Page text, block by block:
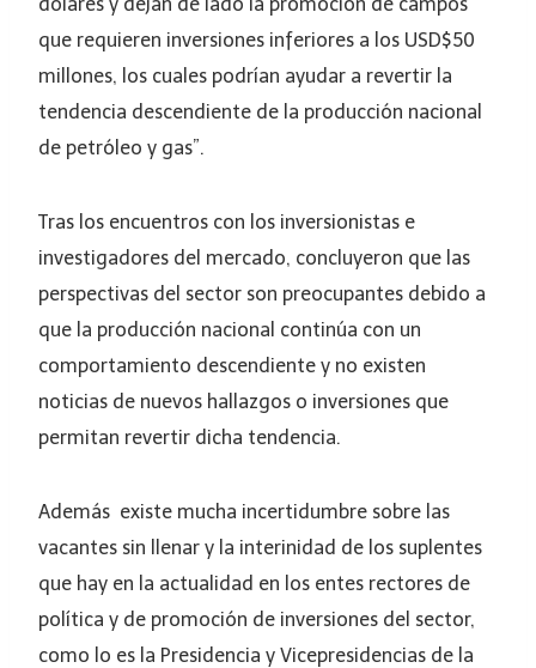
que requieren inversiones inferiores a los USD$50
millones, los cuales podrían ayudar a revertir la
tendencia descendiente de la producción nacional
de petróleo y gas”.
Tras los encuentros con los inversionistas e
investigadores del mercado, concluyeron que las
perspectivas del sector son preocupantes debido a
que la producción nacional continúa con un
comportamiento descendiente y no existen
noticias de nuevos hallazgos o inversiones que
permitan revertir dicha tendencia.
Además existe mucha incertidumbre sobre las
vacantes sin llenar y la interinidad de los suplentes
que hay en la actualidad en los entes rectores de
política y de promoción de inversiones del sector,
como lo es la Presidencia y Vicepresidencias de la